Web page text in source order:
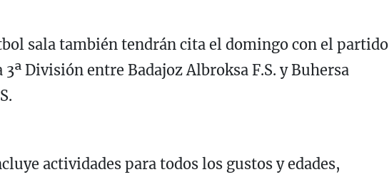
sala también tendrán cita el domingo con el partido
3ª División entre Badajoz Albroksa F.S. y Buhersa
actividades para todos los gustos y edades,